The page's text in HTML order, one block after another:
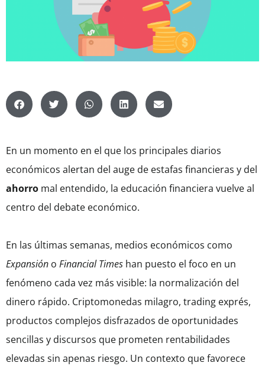
En un momento en el que los principales diarios
económicos alertan del auge de estafas financieras y del
ahorro mal entendido, la educación financiera vuelve al
centro del debate económico.
En las últimas semanas, medios económicos como
Expansión o Financial Times han puesto el foco en un
fenómeno cada vez más visible: la normalización del
dinero rápido. Criptomonedas milagro, trading exprés,
productos complejos disfrazados de oportunidades
sencillas y discursos que prometen rentabilidades
elevadas sin apenas riesgo. Un contexto que favorece